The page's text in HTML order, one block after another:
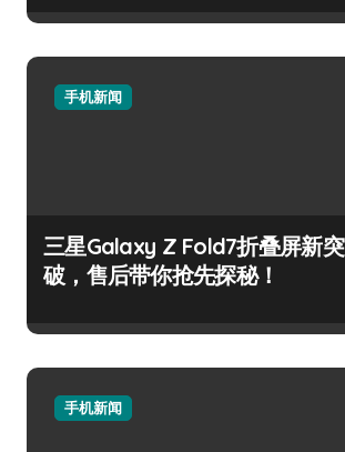
手机新闻
三星Galaxy Z Fold7折叠屏新突
破，售后带你抢先探秘！
手机新闻